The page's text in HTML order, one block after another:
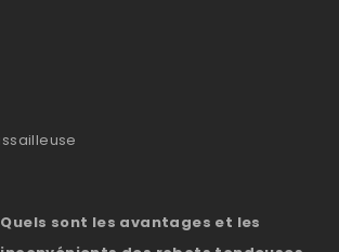
Quels sont les avantages et les